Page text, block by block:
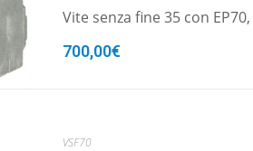
Vite senza fine 35 con
700,00€
VSF70